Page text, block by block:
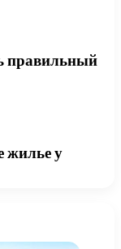
правильный
жилье у